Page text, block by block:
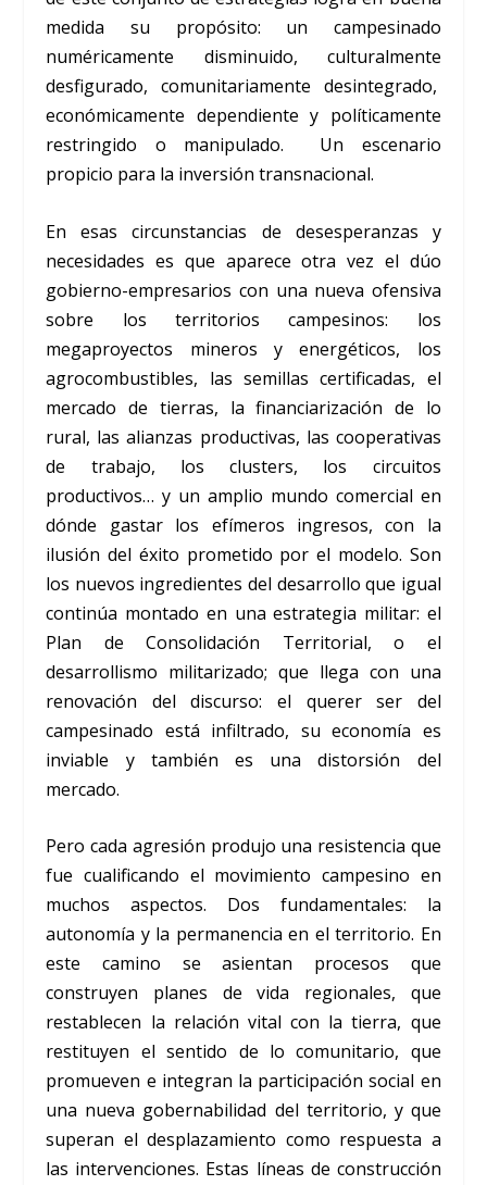
medida su propósito: un campesinado
numéricamente disminuido, culturalmente
desfigurado, comunitariamente desintegrado,
económicamente dependiente y políticamente
restringido o manipulado. Un escenario
propicio para la inversión transnacional.
En esas circunstancias de desesperanzas y
necesidades es que aparece otra vez el dúo
gobierno-empresarios con una nueva ofensiva
sobre los territorios campesinos: los
megaproyectos mineros y energéticos, los
agrocombustibles, las semillas certificadas, el
mercado de tierras, la financiarización de lo
rural, las alianzas productivas, las cooperativas
de trabajo, los clusters, los circuitos
productivos… y un amplio mundo comercial en
dónde gastar los efímeros ingresos, con la
ilusión del éxito prometido por el modelo. Son
los nuevos ingredientes del desarrollo que igual
continúa montado en una estrategia militar: el
Plan de Consolidación Territorial, o el
desarrollismo militarizado; que llega con una
renovación del discurso: el querer ser del
campesinado está infiltrado, su economía es
inviable y también es una distorsión del
mercado.
Pero cada agresión produjo una resistencia que
fue cualificando el movimiento campesino en
muchos aspectos. Dos fundamentales: la
autonomía y la permanencia en el territorio. En
este camino se asientan procesos que
construyen planes de vida regionales, que
restablecen la relación vital con la tierra, que
restituyen el sentido de lo comunitario, que
promueven e integran la participación social en
una nueva gobernabilidad del territorio, y que
superan el desplazamiento como respuesta a
las intervenciones. Estas líneas de construcción